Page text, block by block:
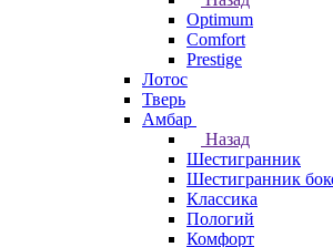
Optimum
Comfort
Prestige
Лотос
Тверь
Амбар
Назад
Шестигранник
Шестигранник
Классика
Пологий
Комфорт